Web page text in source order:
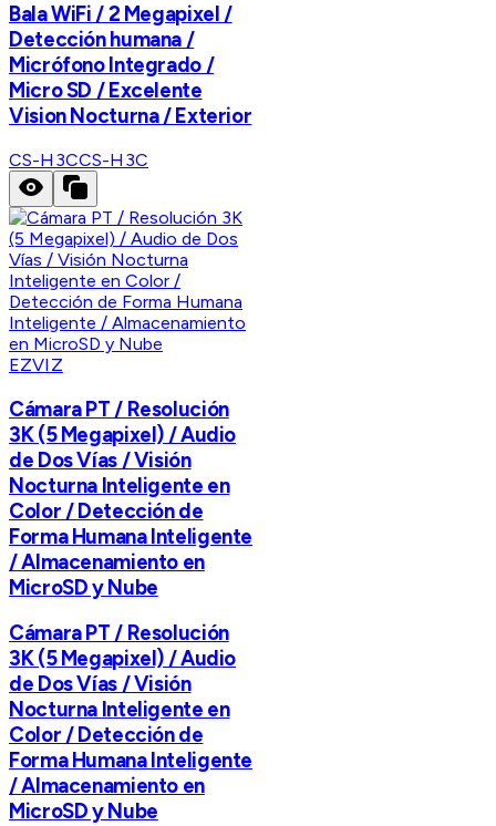
Bala WiFi / 2 Megapixel /
Detección humana /
Micrófono Integrado /
Micro SD / Excelente
Vision Nocturna / Exterior
CS-H3CCS-H3C
EZVIZ
Cámara PT / Resolución
3K (5 Megapixel) / Audio
de Dos Vías / Visión
Nocturna Inteligente en
Color / Detección de
Forma Humana Inteligente
/ Almacenamiento en
MicroSD y Nube
Cámara PT / Resolución
3K (5 Megapixel) / Audio
de Dos Vías / Visión
Nocturna Inteligente en
Color / Detección de
Forma Humana Inteligente
/ Almacenamiento en
MicroSD y Nube